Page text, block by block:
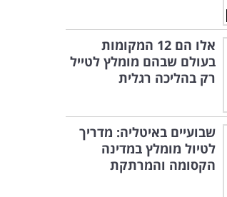
אלו הם 12 המקומות
בעולם שבהם מומלץ לטייל
רק בהליכה רגלית
שבועיים באיטליה: מדריך
לטיול מומלץ במדינה
הקסומה והמרתקת